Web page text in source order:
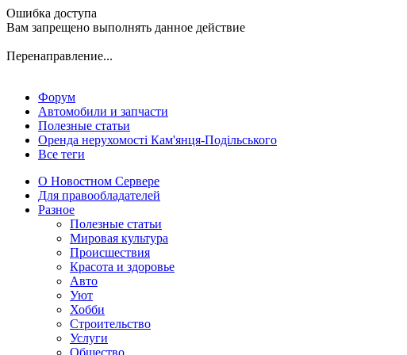
Ошибка доступа
Вам запрещено выполнять данное действие
Перенаправление...
Форум
Автомобили и запчасти
Полезные статьи
Оренда нерухомості Кам'янця-Подільського
Все теги
О Новостном Сервере
Для правообладателей
Разное
Полезные статьи
Мировая культура
Происшествия
Красота и здоровье
Авто
Уют
Хобби
Строительство
Услуги
Общество